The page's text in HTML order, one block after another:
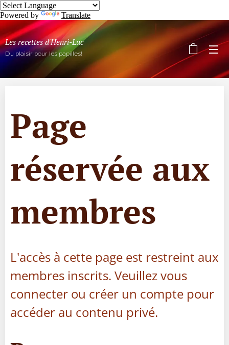
Powered by Translate
Les recettes d'Henri-Luc
Du plaisir pour les papilles!
Page
réservée aux
membres
L'accès à cette page est restreint aux
membres inscrits. Veuillez vous
connecter ou créer un compte pour
accéder au contenu privé.